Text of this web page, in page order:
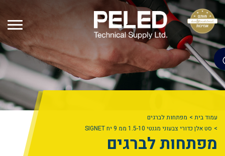
עמוד בית
מפתחות לברגים
סט אלן כדורי צבעוני מגנטי 1.5-10 ממ 9 יח SIGNET
מפתחות לברגים